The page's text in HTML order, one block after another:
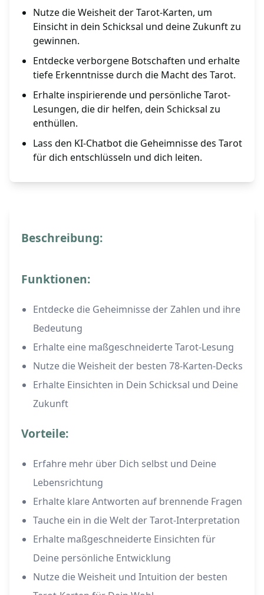
Nutze die Weisheit der Tarot-Karten, um
Einsicht in dein Schicksal und deine Zukunft zu
gewinnen.
Entdecke verborgene Botschaften und erhalte
tiefe Erkenntnisse durch die Macht des Tarot.
Erhalte inspirierende und persönliche Tarot-
Lesungen, die dir helfen, dein Schicksal zu
enthüllen.
Lass den KI-Chatbot die Geheimnisse des Tarot
für dich entschlüsseln und dich leiten.
Beschreibung:
Funktionen:
Entdecke die Geheimnisse der Zahlen und ihre
Bedeutung
Erhalte eine maßgeschneiderte Tarot-Lesung
Nutze die Weisheit der besten 78-Karten-Decks
Erhalte Einsichten in Dein Schicksal und Deine
Zukunft
Vorteile:
Erfahre mehr über Dich selbst und Deine
Lebensrichtung
Erhalte klare Antworten auf brennende Fragen
Tauche ein in die Welt der Tarot-Interpretation
Erhalte maßgeschneiderte Einsichten für
Deine persönliche Entwicklung
Nutze die Weisheit und Intuition der besten